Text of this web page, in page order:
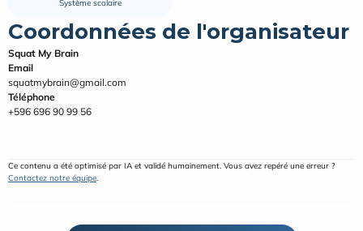
Système scolaire
Coordonnées de l'organisateur
Squat My Brain
Email
squatmybrain@gmail.com
Téléphone
+596 696 90 99 56
Contactez notre équipe.